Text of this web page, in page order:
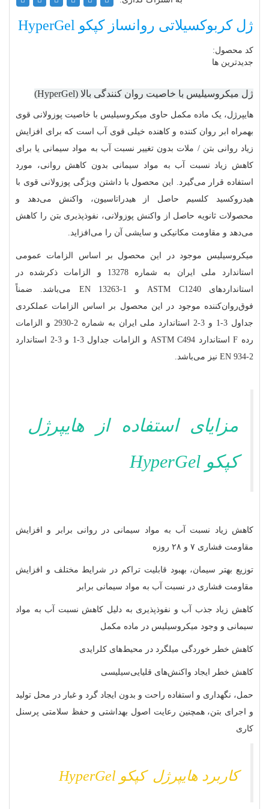
ژل کربوکسیلاتی روانساز کپکو HyperGel
کد محصول:
جدیدترین ها
ژل میکروسیلیس با خاصیت روان ‏کنندگی بالا (HyperGel)
هایپرژل، یک ماده مکمل حاوی میکروسیلیس با خاصیت پوزولانی قوی
بهمراه ابر روان‏ کننده و کاهنده خیلی قوی آب است که برای افزایش
زیاد روانی بتن / ملات بدون تغییر نسبت آب به مواد سیمانی یا برای
کاهش زیاد نسبت آب به مواد سیمانی بدون کاهش روانی، مورد
استفاده قرار می‌گیرد. این محصول با داشتن ویژگی پوزولانی قوی با
هیدروکسید کلسیم حاصل از هیدراتاسیون، واکنش می‏‌دهد و
محصولات ثانویه حاصل از واکنش پوزولانی، نفوذپذیری بتن را کاهش
می‌دهد و مقاومت مکانیکی و سایشی آن را می‌افزاید.
میکروسیلیس موجود در این محصول بر اساس الزامات عمومی
استاندارد ملی ایران به شماره 13278 و الزامات ذکرشده در
استانداردهای ASTM C1240 و EN 13263-1 می‌باشد. ضمناً
فوق‌روان‌کننده موجود در این محصول بر اساس الزامات عملکردی
جداول 3-1 و 3-2 استاندارد ملی ایران به شماره 2-2930 و الزامات
رده F استاندارد ASTM C494 و الزامات جداول 3-1 و 3-2 استاندارد
EN 934-2 نیز می‌باشد.
مزایای استفاده از هایپرژل
کپکو HyperGel
کاهش زیاد نسبت آب به مواد سیمانی در روانی برابر و افزایش
مقاومت فشاری ۷ و ۲۸ روزه
توزیع بهتر سیمان، بهبود قابلیت تراکم در شرایط مختلف و افزایش
مقاومت فشاری در نسبت آب به مواد سیمانی برابر
کاهش زیاد جذب آب و نفوذپذیری به دلیل کاهش نسبت آب به مواد
سیمانی و وجود میکروسیلیس در ماده مکمل
کاهش خطر خوردگی میلگرد در محیط‌های کلرایدی
کاهش خطر ایجاد واکنش‌های قلیایی‌سیلیسی
حمل، نگهداری و استفاده راحت و بدون ایجاد گرد و غبار در محل تولید
و اجرای بتن، همچنین رعایت اصول بهداشتی و حفظ سلامتی پرسنل
کاری
کاربرد هایپرژل کپکو HyperGel